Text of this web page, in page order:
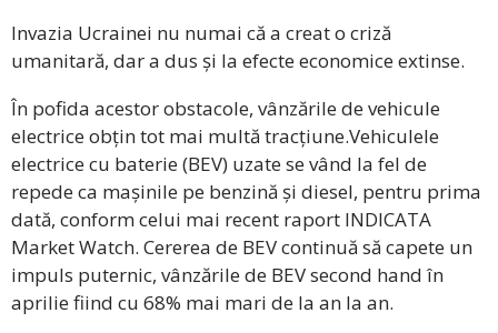
Invazia Ucrainei nu numai că a creat o criză
umanitară, dar a dus și la efecte economice extinse.
În pofida acestor obstacole, vânzările de vehicule
electrice obțin tot mai multă tracțiune.Vehiculele
electrice cu baterie (BEV) uzate se vând la fel de
repede ca mașinile pe benzină și diesel, pentru prima
dată, conform celui mai recent raport INDICATA
Market Watch. Cererea de BEV continuă să capete un
impuls puternic, vânzările de BEV second hand în
aprilie fiind cu 68% mai mari de la an la an.